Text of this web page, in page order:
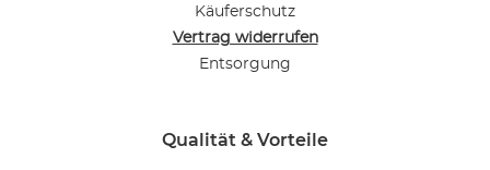
Käuferschutz
Vertrag widerrufen
Entsorgung
Qualität & Vorteile